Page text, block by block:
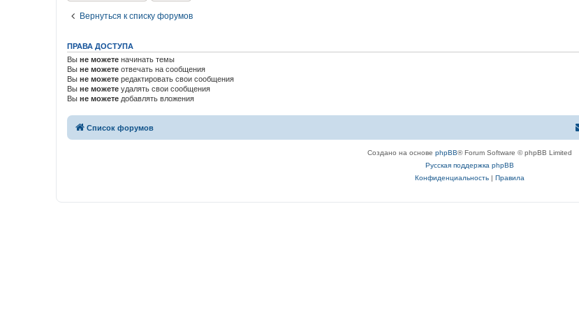
Вернуться к списку форумов
ПРАВА ДОСТУПА
Вы не можете начинать темы
Вы не можете отвечать на сообщения
Вы не можете редактировать свои сообщения
Вы не можете удалять свои сообщения
Вы не можете добавлять вложения
Список форумов
Создано на основе phpBB® Forum Software © phpBB Limited
Русская поддержка phpBB
Конфиденциальность| Правила